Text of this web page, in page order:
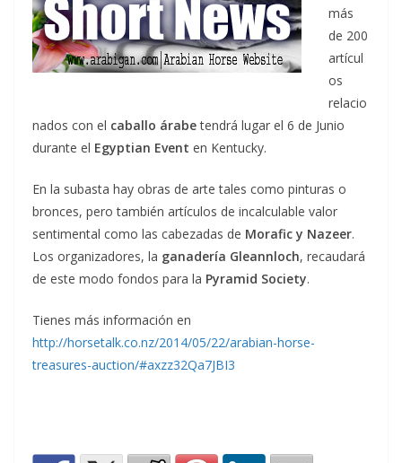
más
de 200
artícul
os
relacio
nados con el caballo árabetendrá lugar el 6 de Junio
durante el Egyptian Event en Kentucky.
En la subasta hay obras de arte tales como pinturas o
bronces, pero también artículos de incalculable valor
sentimental como las cabezadas de Morafic y Nazeer.
Los organizadores, la ganadería Gleannloch, recaudará
de este modo fondos para la Pyramid Society.
Tienes más información en
http://horsetalk.co.nz/2014/05/22/arabian-horse-
treasures-auction/#axzz32Qa7JBI3